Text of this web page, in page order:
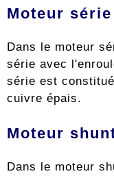
Moteur série
Dans le moteur
série avec
série est
cuivre épais.
Moteur
Dans le moteur